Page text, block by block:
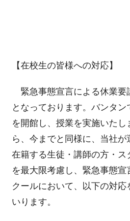
【在校生の皆様への対応】
緊急事態宣言による休業要
となっております。バンタ
を開館し、授業を実施いた
ら、今までと同様に、当社
在籍する生徒・講師の方・ス
を最大限考慮し、緊急事態宣
クールにおいて、以下の対応
いります。